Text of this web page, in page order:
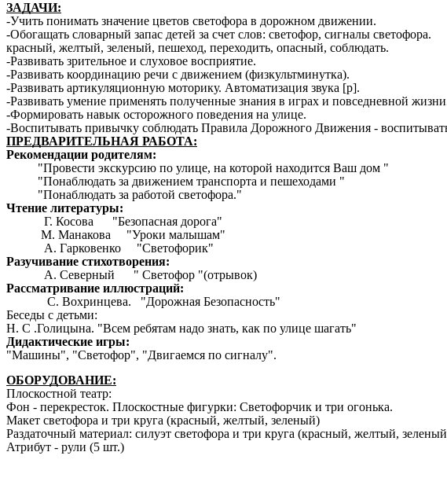
ЗАДАЧИ:
-Учить понимать значение цветов светофора в дорожном движении.
-Обогащать словарный запас детей за счет слов: светофор, сигналы светофора.
красный, желтый, зеленый, пешеход, переходить, опасный, соблюдать.
-Развивать зрительное и слуховое восприятие.
-Развивать координацию речи с движением (физкультминутка).
-Развивать артикуляционную моторику. Автоматизация звука [р].
-Развивать умение применять полученные знания в играх и повседневной
-Формировать навык осторожного поведения на улице.
-Воспитывать привычку соблюдать Правила Дорожного Движения -
ПРЕДВАРИТЕЛЬНАЯ РАБОТА:
Рекомендации родителям:
"Провести экскурсию по улице, на которой находится Ваш дом "
"Понаблюдать за движением транспорта и пешеходами "
"Понаблюдать за работой светофора."
Чтение литературы:
Г. Косова "Безопасная дорога"
М. Манакова "Уроки малышам"
А. Гарковенко "Светофорик"
Разучивание стихотворения:
А. Северный " Светофор "(отрывок)
Рассматривание иллюстраций:
С. Вохринцева. "Дорожная Безопасность"
Беседы с детьми:
Н. С .Голицына. "Всем ребятам надо знать, как по улице шагать"
Дидактические игры:
"Машины", "Светофор", "Двигаемся по сигналу".
ОБОРУДОВАНИЕ:
Плоскостной театр:
Фон - перекресток. Плоскостные фигурки: Светофорчик и три огонька.
Макет светофора и три круга (красный, желтый, зеленый)
Раздаточный материал: силуэт светофора и три круга (красный, желтый,
Атрибут - рули (5 шт.)